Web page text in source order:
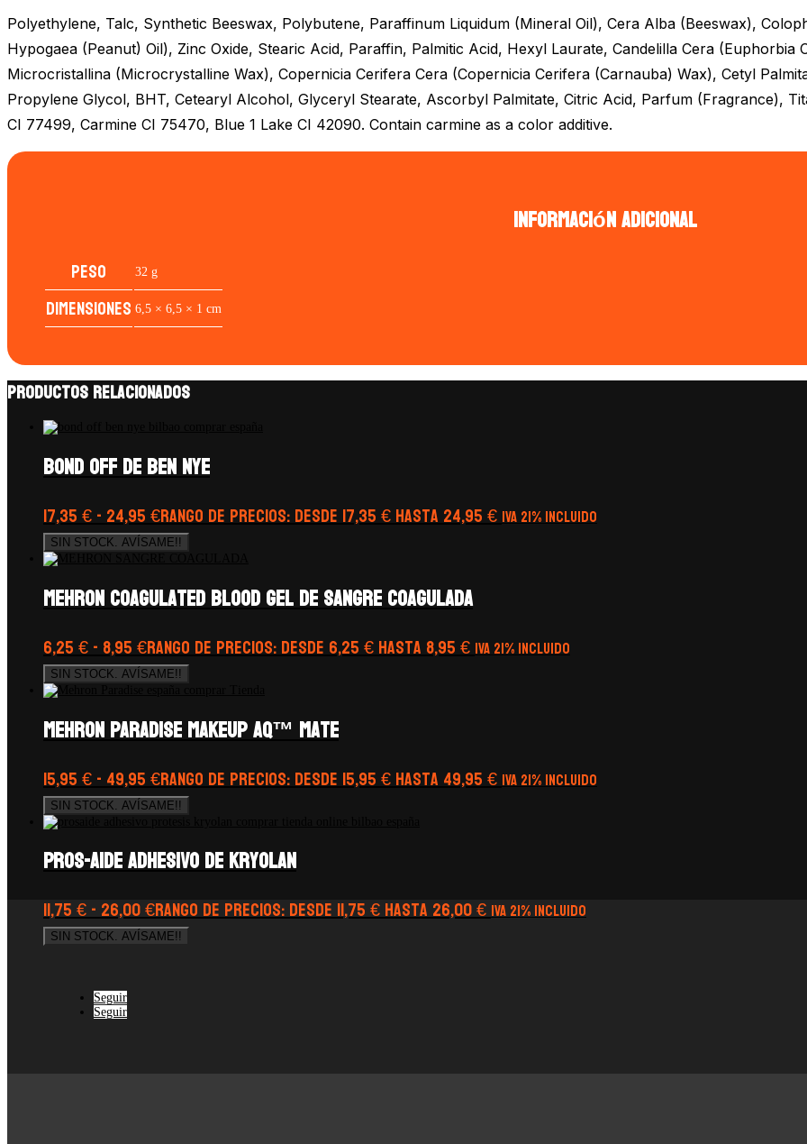
Polyethylene, Talc, Synthetic Beeswax, Polybutene, Paraffinum Liquidum (Mineral Oil), Cera Alba (Beeswax),
Hypogaea (Peanut) Oil), Zinc Oxide, Stearic Acid, Paraffin, Palmitic Acid, Hexyl Laurate, Candelilla Cera (Euphorbia
Microcristallina (Microcrystalline Wax), Copernicia Cerifera Cera (Copernicia Cerifera (Carnauba) Wax), Cetyl
Propylene Glycol, BHT, Cetearyl Alcohol, Glyceryl Stearate, Ascorbyl Palmitate, Citric Acid, Parfum (Fragrance),
CI 77499, Carmine CI 75470, Blue 1 Lake CI 42090. Contain carmine as a color additive.
Información adicional
Peso 32 g
Dimensiones 6,5 × 6,5 × 1 cm
Productos relacionados
Bond Off de Ben Nye
17,35€-24,95€Rango de precios: desde 17,35 € hasta 24,95 € IVA 21% Incluido
SIN STOCK. AVÍSAME!!
Mehron coagulated Blood Gel de sangre coagulada
6,25€-8,95€Rango de precios: desde 6,25 € hasta 8,95 € IVA 21% Incluido
SIN STOCK. AVÍSAME!!
Mehron Paradise Makeup AQ™ Mate
15,95€-49,95€Rango de precios: desde 15,95 € hasta 49,95 € IVA 21% Incluido
SIN STOCK. AVÍSAME!!
PROS-AIDE Adhesivo de Kryolan
11,75€-26,00€Rango de precios: desde 11,75 € hasta 26,00 €IVA 21% Incluido
SIN STOCK. AVÍSAME!!
Seguir
Seguir